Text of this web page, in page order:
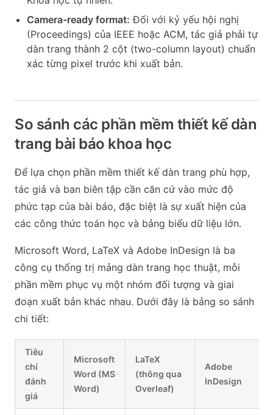
Camera-ready format: Đối với kỷ yếu hội nghị
(Proceedings) của IEEE hoặc ACM, tác giả phải tự
dàn trang thành 2 cột (two-column layout) chuẩn
xác từng pixel trước khi xuất bản.
So sánh các phần mềm thiết kế dàn
trang bài báo khoa học
Để lựa chọn phần mềm thiết kế dàn trang phù hợp,
tác giả và ban biên tập cần căn cứ vào mức độ
phức tạp của bài báo, đặc biệt là sự xuất hiện của
các công thức toán học và bảng biểu dữ liệu lớn.
Microsoft Word, LaTeX và Adobe InDesign là ba
công cụ thống trị mảng dàn trang học thuật, mỗi
phần mềm phục vụ một nhóm đối tượng và giai
đoạn xuất bản khác nhau. Dưới đây là bảng so sánh
chi tiết:
Tiêu
chí
đánh
giá
Microsoft
Word (MS
Word)
LaTeX
(thông qua
Overleaf)
Adobe
InDesign